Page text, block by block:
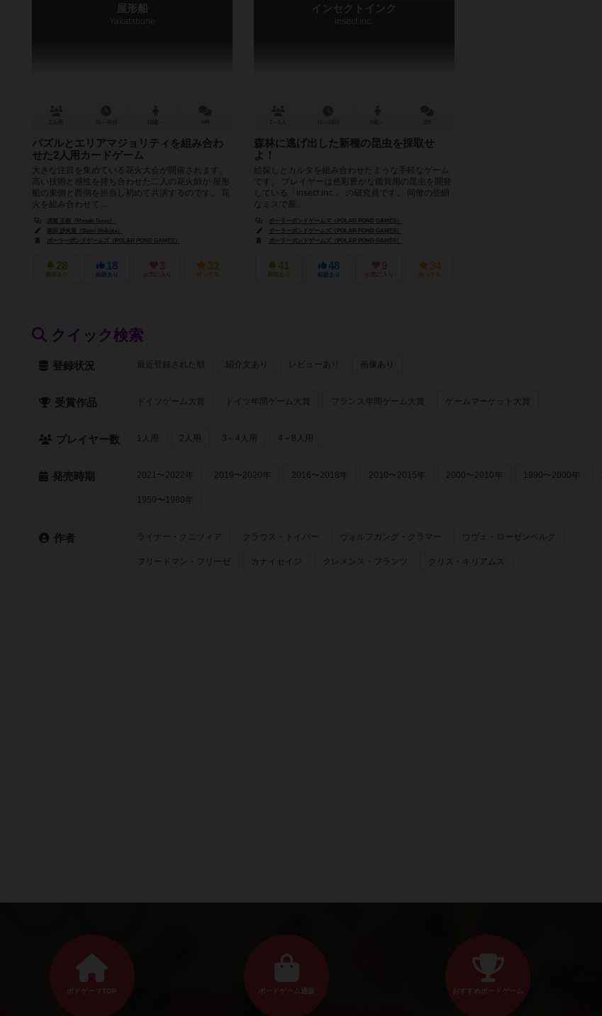
屋形船
Yakatabune
パズルとエリアマジョリティを組み合わ
せた2人用カードゲーム
大きな注目を集めている花火大会が開催されます。
高い技術と感性を持ち合わせた二人の花火師が 屋形
船の東側と西側を担当し初めて共演するのです。 花
火を組み合わせて...
須賀 正樹（Masaki Suga）
柴田 沙央里（Saori Shibata）
ポーラーポンドゲームズ（POLAR POND GAMES）
28
興味あり
18
経験あり
3
お気に入り
32
持ってる
インセクトインク
insect inc.
森林に逃げ出した新種の昆虫を採取せ
よ！
絵探しとカルタを組み合わせたような手軽なゲーム
です。 プレイヤーは色彩豊かな鑑賞用の昆虫を開発
している「insect inc.」 の研究員です。 同僚の些細
なミスで新...
ポーラーポンドゲームズ（POLAR POND GAMES）
ポーラーポンドゲームズ（POLAR POND GAMES）
ポーラーポンドゲームズ（POLAR POND GAMES）
41
興味あり
48
経験あり
9
お気に入り
34
持ってる
クイック検索
登録状況 最近登録された順 紹介文あり レビューあり 画像あり
受賞作品 ドイツゲーム大賞 ドイツ年間ゲーム大賞 フランス年間ゲーム大賞 ゲームマーケット大賞
プレイヤー数 1人用 2人用 3～4人用 4～8人用
発売時期 2021〜2022年 2019〜2020年 2016〜2018年 2010〜2015年 2000〜2010年 1990〜2000年
1950〜1980年
作者 ライナー・クニツィア クラウス・トイバー ヴォルフガング・クラマー ウヴェ・ローゼンベルク
フリードマン・フリーゼ カナイセイジ クレメンス・フランツ クリス・キリアムス
ボドゲーマTOP ボードゲーム通販 おすすめボードゲーム